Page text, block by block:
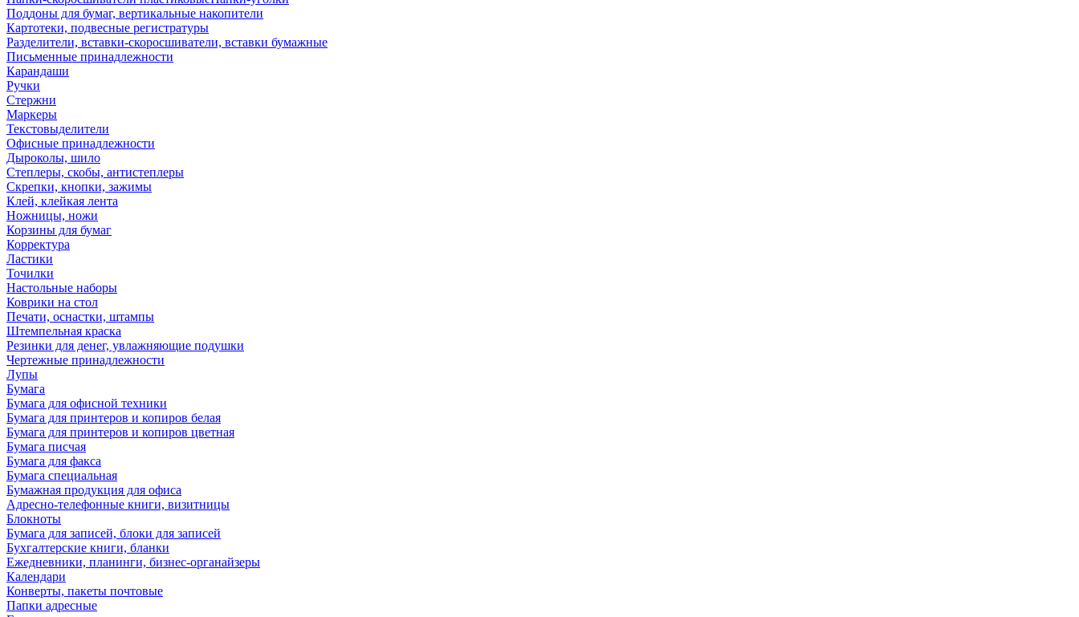
Поддоны для бумаг, вертикальные накопители
Картотеки, подвесные регистратуры
Разделители, вставки-скоросшиватели, вставки бумажные
Письменные принадлежности
Карандаши
Ручки
Стержни
Маркеры
Текстовыделители
Офисные принадлежности
Дыроколы, шило
Степлеры, скобы, антистеплеры
Скрепки, кнопки, зажимы
Клей, клейкая лента
Ножницы, ножи
Корзины для бумаг
Корректура
Ластики
Точилки
Настольные наборы
Коврики на стол
Печати, оснастки, штампы
Штемпельная краска
Резинки для денег, увлажняющие подушки
Чертежные принадлежности
Лупы
Бумага
Бумага для офисной техники
Бумага для принтеров и копиров белая
Бумага для принтеров и копиров цветная
Бумага писчая
Бумага для факса
Бумага специальная
Бумажная продукция для офиса
Адресно-телефонные книги, визитницы
Блокноты
Бумага для записей, блоки для записей
Бухгалтерские книги, бланки
Ежедневники, планинги, бизнес-органайзеры
Календари
Конверты, пакеты почтовые
Папки адресные